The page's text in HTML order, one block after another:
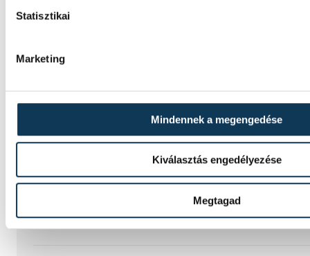
Statisztikai
Marketing
Mindennek a megengedése
Kiválasztás engedélyezése
Megtagad
A gólok mellett a könnyek
potyogtak – Gasper
Veszprémtől
Érzelmekben és gólokban gazdag
a veszprémi közönség péntek este. A One
idénybeli első hazai mérkőzésén
RK Celje ellen, az est azonban Gasper
marad örökre emlékezetes. A szlovén
utoljára öltötte magára a bakonyiak 24-es
klub örökre visszavonultatott.